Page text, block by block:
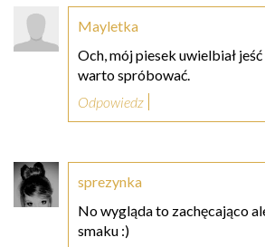
Mayletka
Och, mój piesek uwielbiał
warto spróbować.
Odpowiedz
sprezynka
No wygląda to zachęcająco
smaku :)